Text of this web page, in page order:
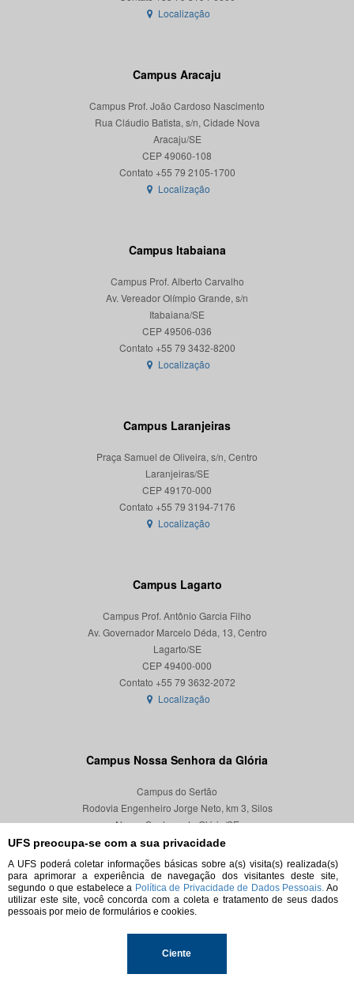
UFS preocupa-se com a sua privacidade
A UFS poderá coletar informações básicas sobre a(s) visita(s) realizada(s)
para aprimorar a experiência de navegação dos visitantes deste site,
segundo o que estabelece a Política de Privacidade de Dados Pessoais. Ao
utilizar este site, você concorda com a coleta e tratamento de seus dados
pessoais por meio de formulários e cookies.
Ciente
Localização
Campus Aracaju
Campus Prof. João Cardoso Nascimento
Rua Cláudio Batista, s/n, Cidade Nova
Aracaju/SE
CEP 49060-108
Localização
Campus Itabaiana
Campus Prof. Alberto Carvalho
Av. Vereador Olímpio Grande, s/n
Itabaiana/SE
CEP 49506-036
Localização
Campus Laranjeiras
Praça Samuel de Oliveira, s/n, Centro
Laranjeiras/SE
CEP 49170-000
Localização
Campus Lagarto
Campus Prof. Antônio Garcia Filho
Av. Governador Marcelo Déda, 13, Centro
Lagarto/SE
CEP 49400-000
Localização
Campus Nossa Senhora da Glória
Campus do Sertão
Rodovia Engenheiro Jorge Neto, km 3, Silos
Nossa Senhora da Glória/SE
CEP 49680-000
Localização
© 2026. Todos os direitos reservados.
Universidade Federal de Sergipe.